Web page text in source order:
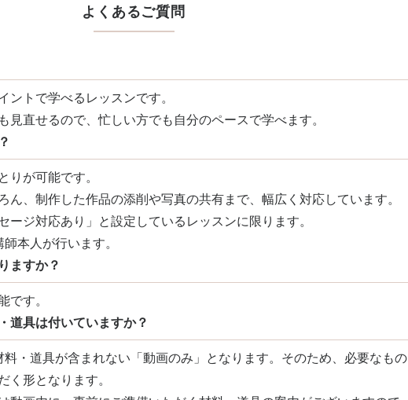
よくあるご質問
ントで学べるレッスンです。
見直せるので、忙しい方でも自分のペースで学べます。
が可能です。
ん、制作した作品の添削や写真の共有まで、幅広く対応しています。
ージ対応あり」と設定しているレッスンに限ります。
本人が行います。
ますか？
す。
道具は付いていますか？
・道具が含まれない「動画のみ」となります。そのため、必要なもの
く形となります。